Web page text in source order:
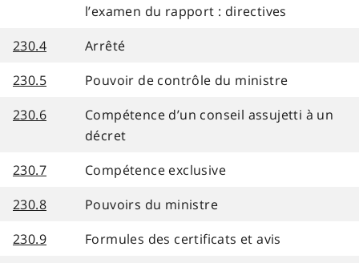
l’examen du rapport : directives
230.4
Arrêté
230.5
Pouvoir de contrôle du ministre
230.6
Compétence d’un conseil assujetti à un
décret
230.7
Compétence exclusive
230.8
Pouvoirs du ministre
230.9
Formules des certificats et avis